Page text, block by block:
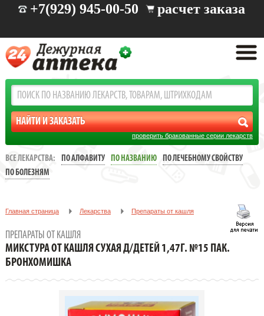
+7(929) 945-00-50 расчет заказа
проверить бракованные серии лекарств
ВСЕ ЛЕКАРСТВА: ПО АЛФАВИТУ ПО НАЗВАНИЮ
ПО ЛЕЧЕБНОМУ СВОЙСТВУ
ПО БОЛЕЗНЯМ
Главная страница Лекарства Препараты от кашля
БРОНХОМИШКА
ПРЕПАРАТЫ ОТ КАШЛЯ
МИКСТУРА ОТ КАШЛЯ СУХАЯ Д/ДЕТЕЙ 1,47Г. №15 ПАК.
БРОНХОМИШКА